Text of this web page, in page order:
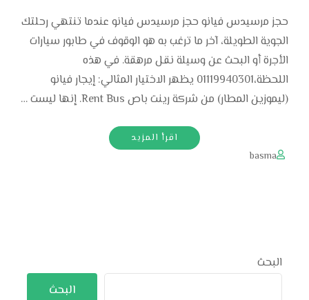
حجز مرسيدس فيانو حجز مرسيدس فيانو عندما تنتهي رحلتك
الجوية الطويلة، آخر ما ترغب به هو الوقوف في طابور سيارات
الأجرة أو البحث عن وسيلة نقل مرهقة. في هذه
اللحظة،01119940301 يظهر الاختيار المثالي: إيجار فيانو
(ليموزين المطار) من شركة رينت باص Rent Bus. إنها ليست …
اقرأ المزيد
basma
البحث
البحث